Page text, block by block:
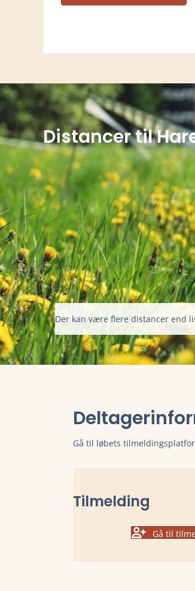
Distancer til
Der kan være flere distancer end
Gå til løbets
Tilmelding
Gå til